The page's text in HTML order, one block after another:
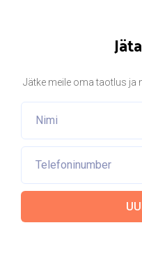
Jätke meile oma taotlus ja